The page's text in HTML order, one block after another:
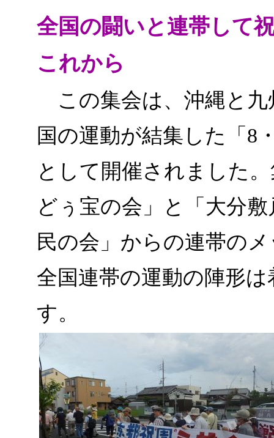
全国の闘いと連帯して
これから
この集会は、沖縄と九
国の運動が結集した「8
として開催されました
どぅ宝の会」と「大分
民の会」からの連帯の
全国連帯の運動の陣形
す。